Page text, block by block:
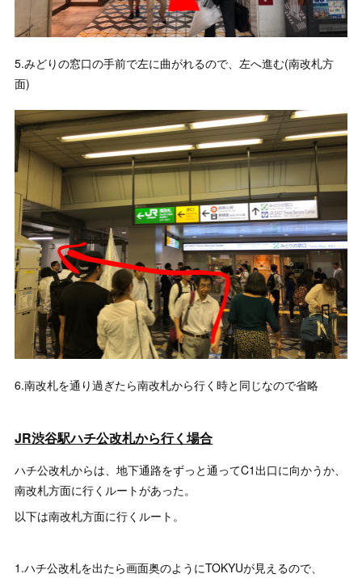
5.みどりの窓口の手前で左に曲がれるので、左へ進む(南改札方
面)
6.南改札を通り過ぎたら南改札から行く時と同じなので省略
JR渋谷駅ハチ公改札から行く場合
ハチ公改札からは、地下通路をずっと通ってC1出口に向かうか、
南改札方面に行くルートがあった。
以下は南改札方面に行くルート。
1.ハチ公改札を出たら画面奥のようにTOKYUが見えるので、